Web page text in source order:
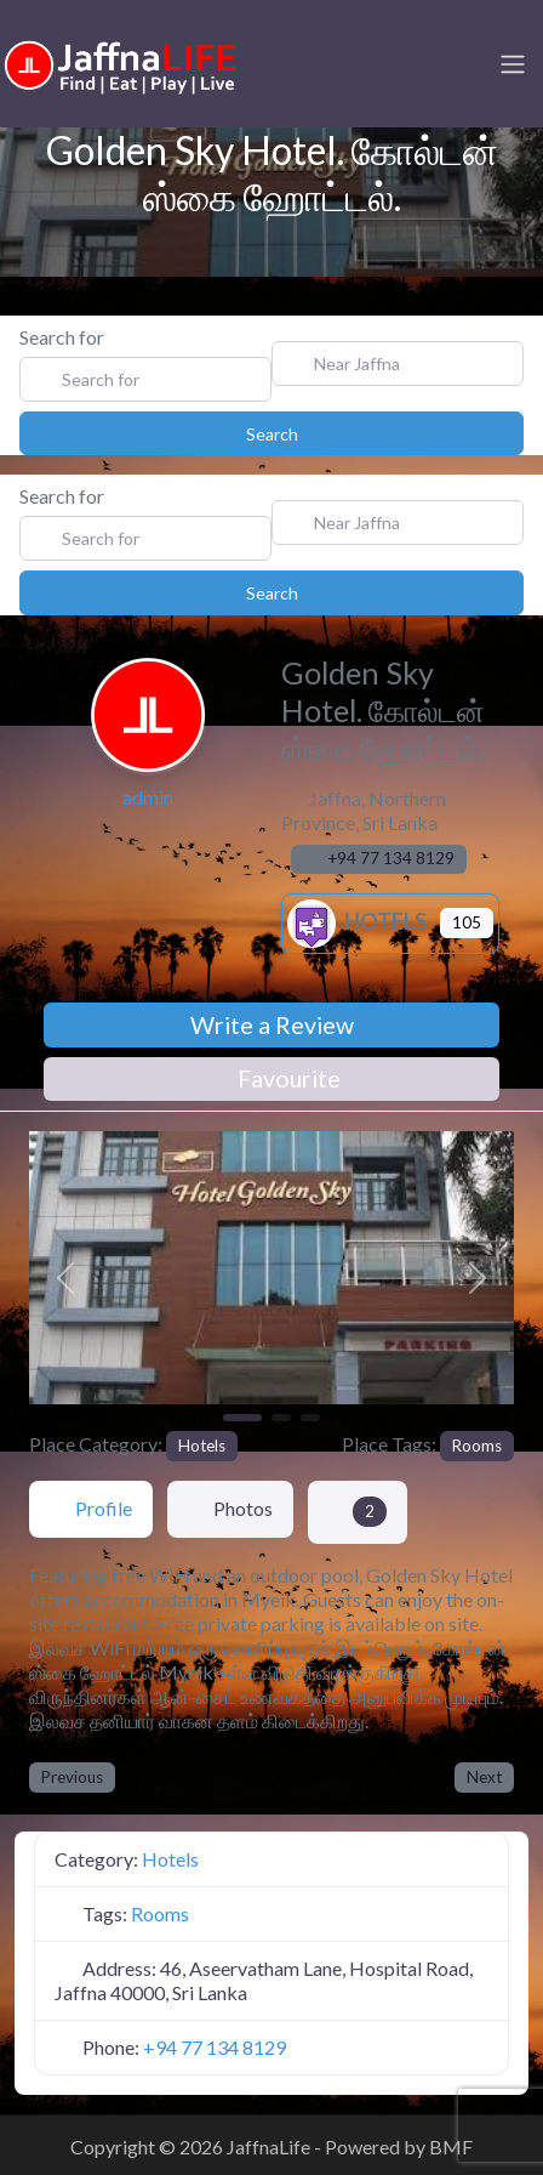
Golden Sky Hotel. கோல்டன்
ஸ்கை ஹோட்டல்.
Search for
Near Jaffna
SearchSearch
Search for
Near Jaffna
SearchSearch
admin
Golden Sky
Hotel. கோல்டன்
ஸ்கை ஹோட்டல்.
Jaffna Northern
Province, Sri Lanka
+94 77 134 8129
HOTELS 105
Write a Review
Favourite
Previous Next
Place Category: Hotels Place Tags: Rooms
Profile Photos 2
Featuring free WiFi and an outdoor pool, Golden Sky Hotel
offers accommodation in Myeik. Guests can enjoy the on-
site restaurant. Free private parking is available on site.
இலவச WiFi மற்றும் ஒரு வெளிப்புற பூல் இடம்பெறும், கோல்டன்
ஸ்கை ஹோட்டல் Myeik உள்ள விடுதி வழங்குகிறது.
விருந்தினர்கள் ஆன்-சைட் உணவகத்தை அனுபவிக்க முடியும்.
இலவச தனியார் வாகன தளம் கிடைக்கிறது.
Previous Next
Category: Hotels
Tags: Rooms
Address: 46, Aseervatham Lane, Hospital Road,
Jaffna 40000, Sri Lanka
Phone: +94 77 134 8129
Copyright © 2026 JaffnaLife - Powered by BMF